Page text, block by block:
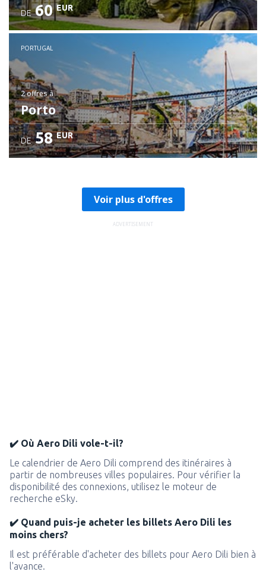
DE 60 EUR
PORTUGAL
2 offresà
Porto
DE 58 EUR
Voir plus d'offres
ADVERTISEMENT
✔️ Où Aero Dili vole-t-il?
Le calendrier de Aero Dili comprend des itinéraires à
partir de nombreuses villes populaires. Pour vérifier la
disponibilité des connexions, utilisez le moteur de
recherche eSky.
✔️ Quand puis-je acheter les billets Aero Dili les
moins chers?
Il est préférable d'acheter des billets pour Aero Dili bien à
l'avance.